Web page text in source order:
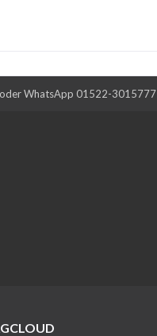
WhatsApp 01522-3015777